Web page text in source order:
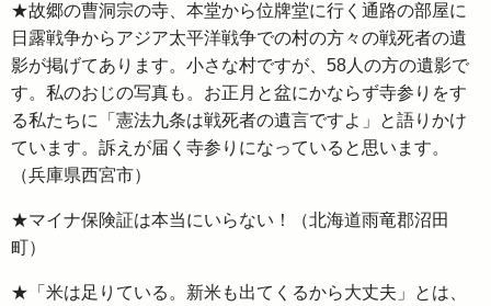
★故郷の曹洞宗の寺、本堂から位牌堂に行く通路の部屋に
日露戦争からアジア太平洋戦争での村の方々の戦死者の遺
影が掲げてあります。小さな村ですが、58人の方の遺影で
す。私のおじの写真も。お正月と盆にかならず寺参りをす
る私たちに「憲法九条は戦死者の遺言ですよ」と語りかけ
ています。訴えが届く寺参りになっていると思います。
（兵庫県西宮市）
★マイナ保険証は本当にいらない！（北海道雨竜郡沼田
町）
★「米は足りている。新米も出てくるから大丈夫」とは、